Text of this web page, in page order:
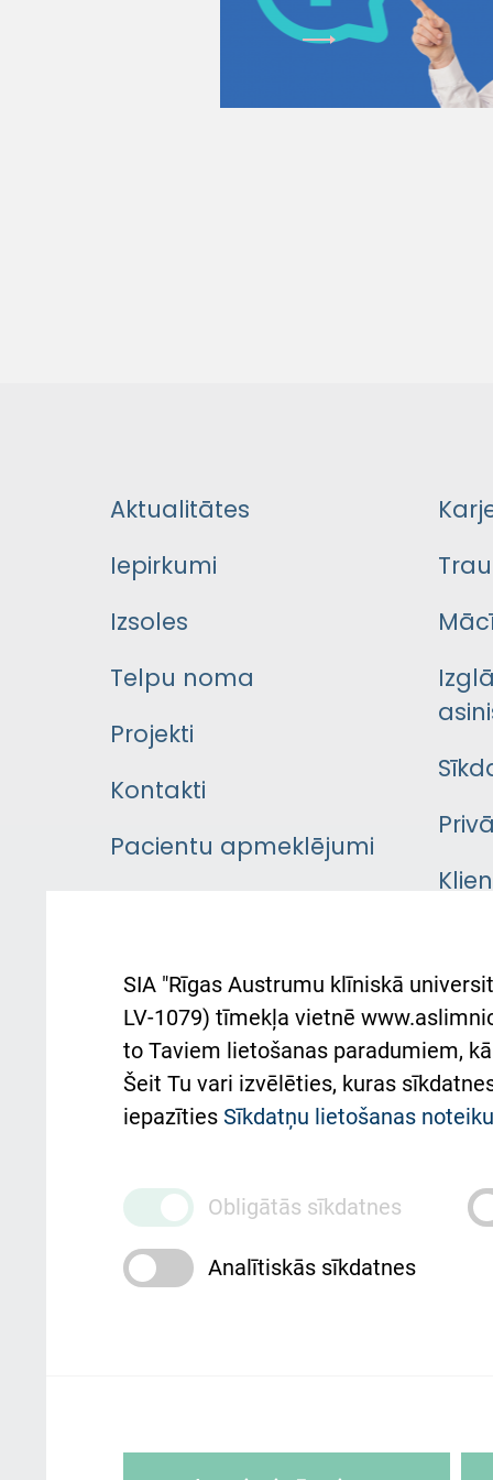
Aktualitātes
Iepirkumi
Izsoles
Telpu noma
Projekti
Kontakti
Pacientu apmeklējumi
Pacienta
atsauksmju/sūdzību
iesniegšanas kārtība
Kā pie mums nokļūt
ceļvedis
Rekvizīti un ārstniecības
та
SIA "Rīgas Austrumu klīniskā
LV-1079) tīmekļa vietnē
to Taviem lietošanas paradumiem,
Šeit Tu vari izvēlēties, kuras
iepazīties Sīkdatņu lietošanas
Obligātās sīkdatnes
Analītiskās sīkdatnes